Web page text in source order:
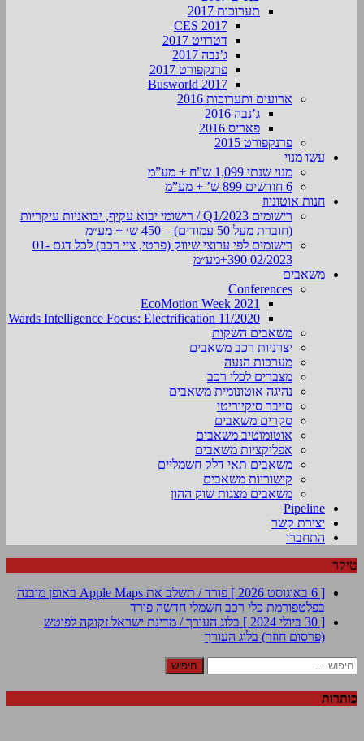
תערוכות 2017
CES 2017
דטרויט 2017
ג’נבה 2017
פרנקפורט 2017
Busworld 2017
ארועים ותערוכות 2016
ג’נבה 2016
פאריס 2016
פרנקפורט 2015
עשו מנוי
מנוי שנתי 1,099 ש”ח + מע”מ
6 חודשים 899 ש’ + מע”מ
חנות אוטוניוז
רישומים Q1/2023 / רישומי יבוא עקיף, יבואניות עיקריות
(חוברת מעל 50 עמודים) – 450 ש׳ + מע״מ
רישומים לפי ערוצי שיווק (פרטי, ציי רכב) לכל דגם 01-
02/2023 390+מע״מ
משאבים
Conferences
EcoMotion Week 2021
Wards Intelligence Focus: Electrification 11/2020
משאבים השקות
יצרניות רכב משאבים
מערכות הנעה
מצברים לכלי רכב
נהיגה אוטונומית משאבים
סייבר סיקיוריטי
סקרים משאבים
אוטומוטיב משאבים
אפליקציות משאבים
משאבים תאי דלק חשמליים
קישוריות משאבים
משאבים מצגות שוק ההון
Pipeline
יצירת קשר
התחברו
טיקר
[ 6 באוגוסט 2026 ]
פורד / תשלב את Apple Maps באופן מובנה
בפלטפורמת כלי רכב חשמלי חדשה פורד
[ 30 ביולי 2024 ]
בלוג העורך / מדינת ישראל זקוקה לפוטש
(פרסום חוזר) בלוג העורך
חיפוש:
כותרות